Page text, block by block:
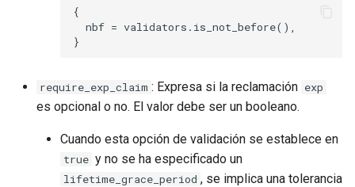
{
  nbf = validators.is_not_before(),
require_exp_claim : Expresa si la reclamación exp
es opcional o no. El valor debe ser un booleano.
Cuando esta opción de validación se establece en
true y no se ha especificado un
lifetime_grace_period , se implica una tolerancia